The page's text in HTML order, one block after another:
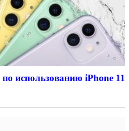
использованию iPhone 11